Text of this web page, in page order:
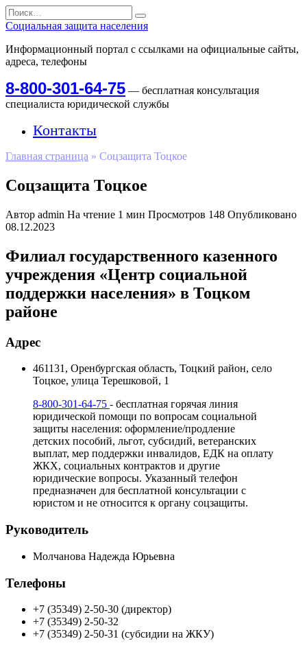
Перейти
к
содержанию
Search
for:
Социальная защита населения
Информационный портал с ссылками на официальные сайты,
адреса, телефоны
8-800-301-64-75 — бесплатная консультация
специалиста юридической службы
Контакты
Главная страница » Соцзащита Тоцкое
Соцзащита Тоцкое
Автор admin На чтение 1 мин Просмотров 148 Опубликовано
08.12.2023
Филиал государственного казенного
учреждения «Центр социальной
поддержки населения» в Тоцком
районе
Адрес
461131, Оренбургская область, Тоцкий район, село
Тоцкое, улица Терешковой, 1
8-800-301-64-75 - бесплатная горячая линия
юридической помощи по вопросам социальной
защиты населения: оформление/продление
детских пособий, льгот, субсидий, ветеранских
выплат, мер поддержки инвалидов, ЕДК на оплату
ЖКХ, социальных контрактов и другие
юридические вопросы. Указанный телефон
предназначен для бесплатной консультации с
юристом и не относится к органу соцзащиты.
Руководитель
Молчанова Надежда Юрьевна
Телефоны
+7 (35349) 2-50-30 (директор)
+7 (35349) 2-50-32
+7 (35349) 2-50-31 (субсидии на ЖКУ)